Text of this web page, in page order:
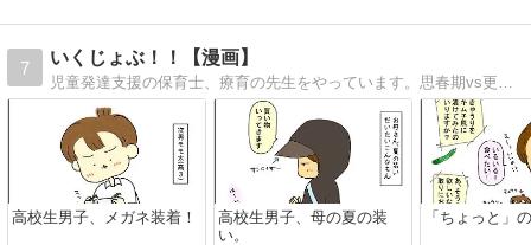
7
いくじょぶ！！【漫画】
高校生男子、メガネ装着！
高校生男子、母の夏の装
い。
「ちょっと」